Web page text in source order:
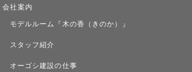
会社案内
モデルルーム『木の香（きのか）』
スタッフ紹介
オーゴシ建設の仕事